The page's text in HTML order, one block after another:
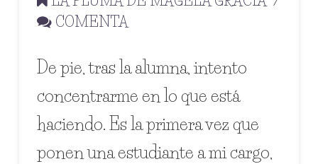
COMENTA
De pie, tras la alumna, intento
concentrarme en lo que está
haciendo. Es la primera vez que
ponen una estudiante a mi cargo,